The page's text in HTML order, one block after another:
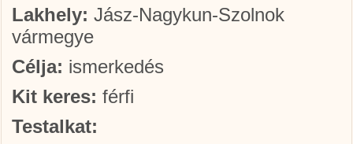
Lakhely: Jász-Nagykun-Szolnok
vármegye
Célja: ismerkedés
Kit keres: férfi
Testalkat: